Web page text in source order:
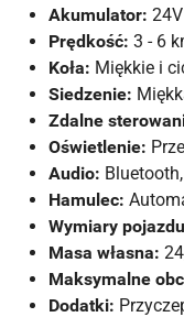
Akumulator:
Prędkość: 3 - 6
Koła: Miękkie i
Siedzenie:
Zdalne
Oświetlenie:
Audio:
Hamulec:
Wymiary
Masa własna:
Maksymalne
Dodatki: